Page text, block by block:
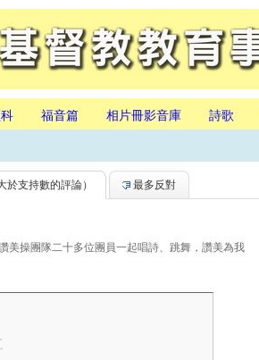
福音篇 相片冊影音庫 詩歌
於支持數的評論） 最多反對
美操團隊二十多位團員一起唱詩、跳舞，讚美為我